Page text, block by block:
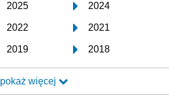
2025 2024
2022 2021
2019 2018
2016 2015
2013 2012
pokaż więcej